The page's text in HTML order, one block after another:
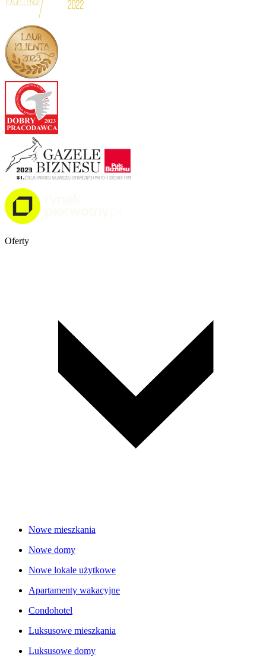
Oferty
Nowe mieszkania
Nowe domy
Nowe lokale użytkowe
Apartamenty wakacyjne
Condohotel
Luksusowe mieszkania
Luksusowe domy